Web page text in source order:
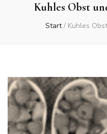
Kuhles Obst
Start / Kuhles